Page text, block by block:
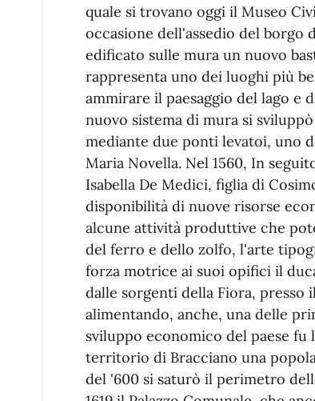
quale si trovano oggi il Museo
occasione dell'assedio del bor­go
edificato sulle mura un nuovo
rappresenta uno dei luoghi più
ammirare il paesaggio del lago e
nuovo sistema di mura si
mediante due ponti levatoi, uno
Maria Novella. Nel 1560, In
Isabella De Medici, figlia di
disponibilità di nuove risorse
alcune attività produttive che
del ferro e dello zolfo, l'arte
forza motrice ai suoi opifici il
dalle sorgenti della Fiora, presso
alimentando, anche, una delle
sviluppo economico del paese fu
territorio di Bracciano una
del '600 si saturò il perimetro